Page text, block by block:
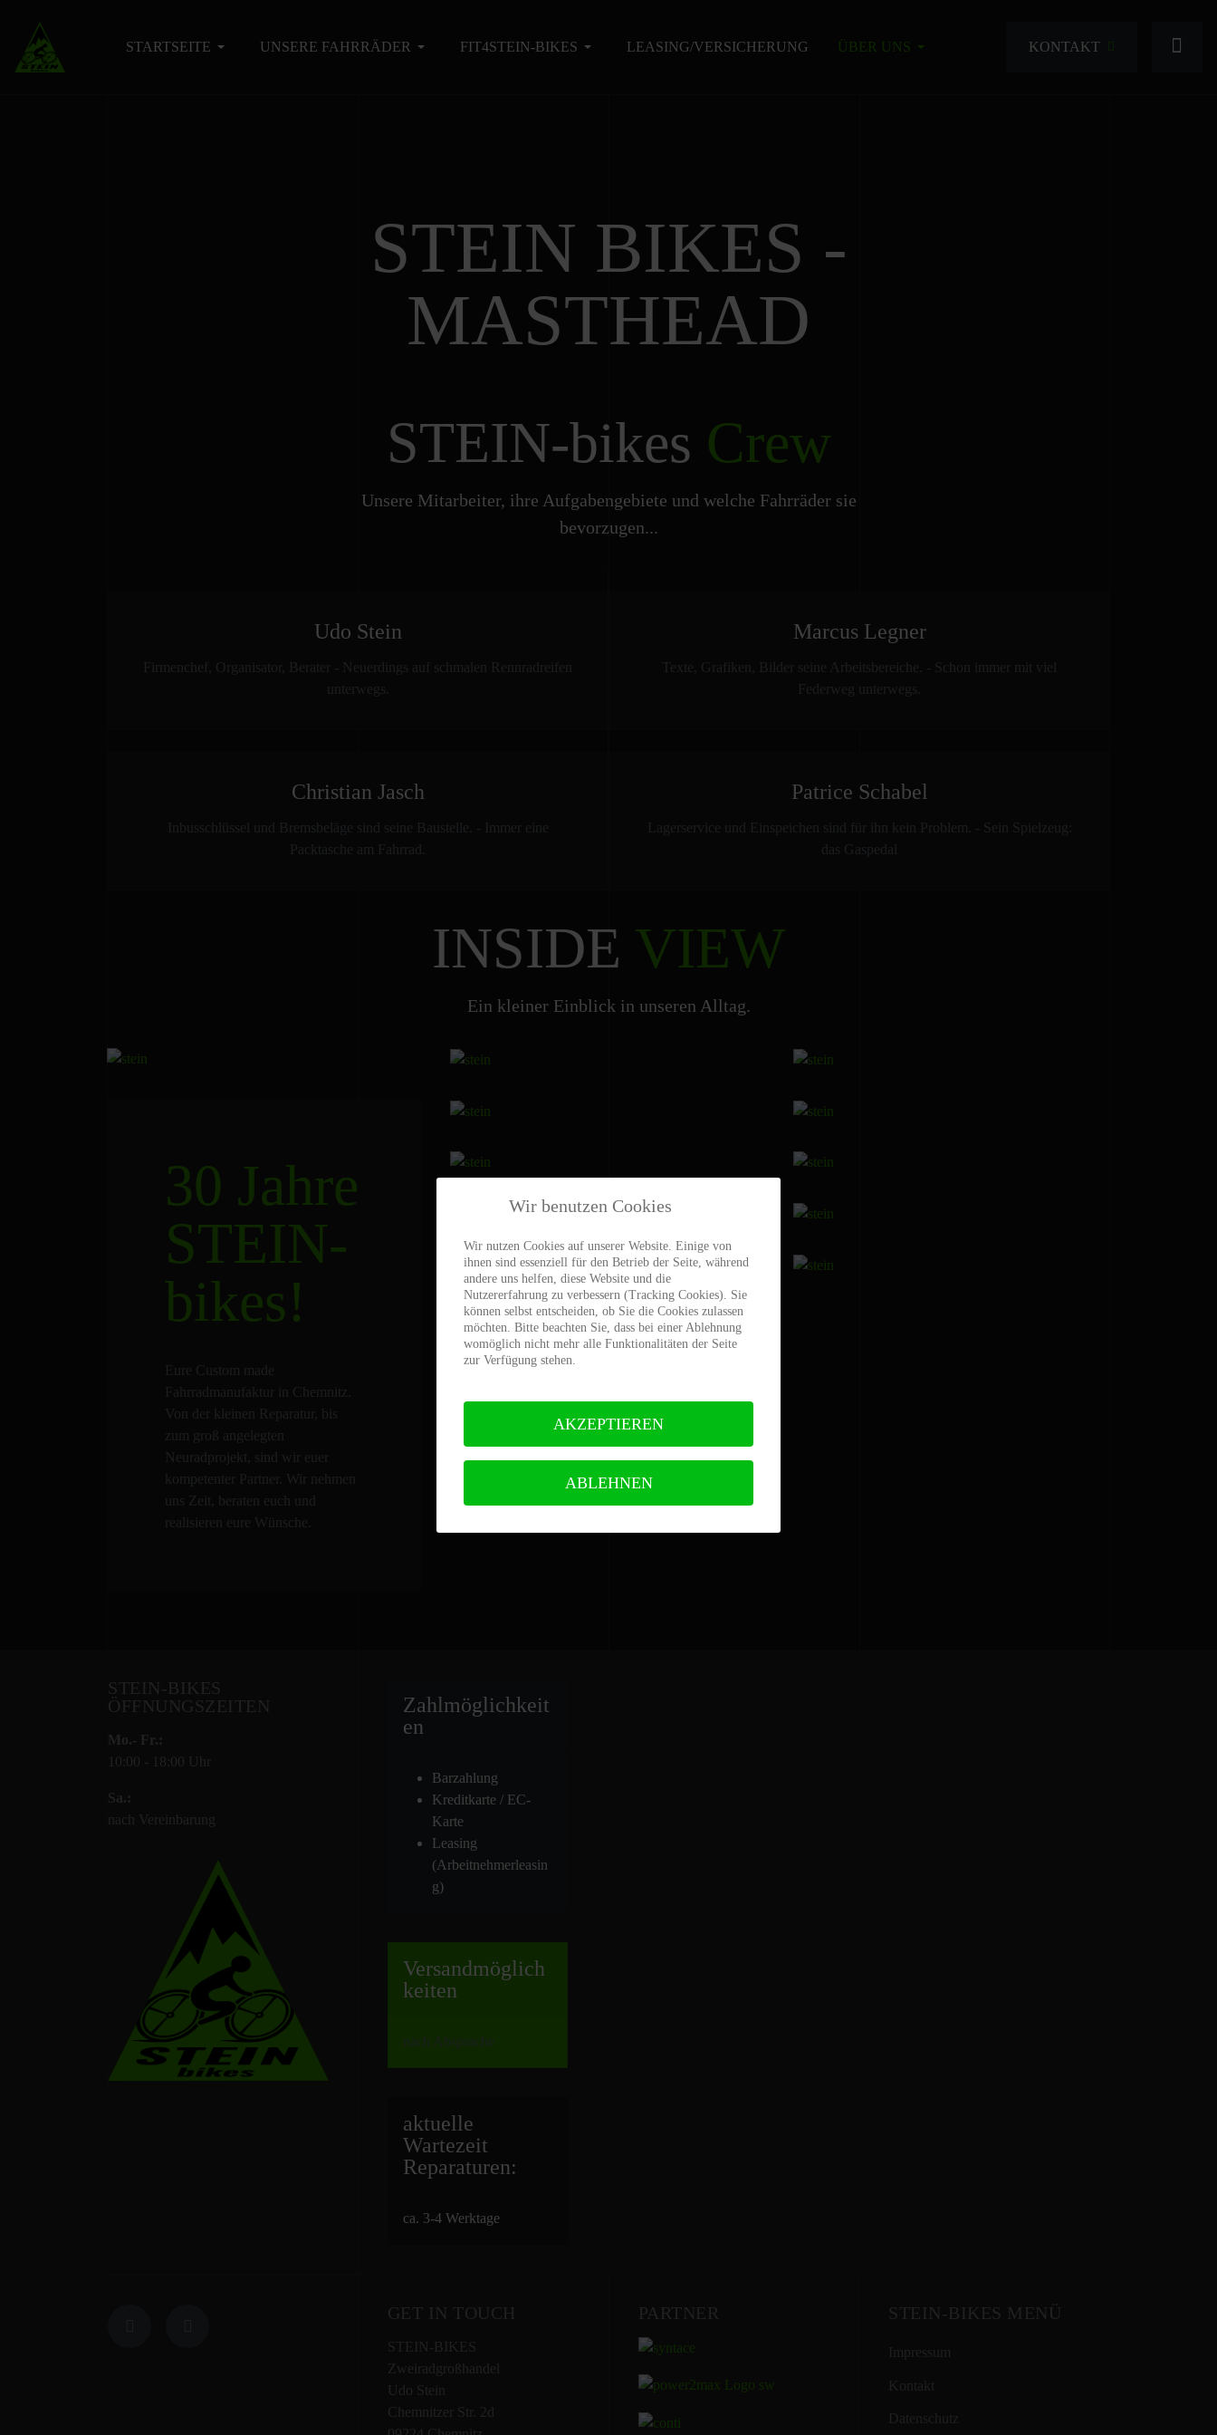
STARTSEITE UNSERE FAHRRÄDER FIT4STEIN-BIKES LEASING/VERSICHERUNG ÜBER UNS KONTAKT
STEIN BIKES -
MASTHEAD
STEIN-bikes Crew
Unsere Mitarbeiter, ihre Aufgabengebiete und welche Fahrräder sie
bevorzugen...
Udo Stein
Firmenchef, Organisator, Berater - Neuerdings auf schmalen Rennradreifen
unterwegs.
Marcus Legner
Texte, Grafiken, Bilder seine Arbeitsbereiche. - Schon immer mit viel
Federweg unterwegs.
Christian Jasch
Inbusschlüssel und Bremsbeläge sind seine Baustelle. - Immer eine
Packtasche am Fahrrad.
Patrice Schabel
Lagerservice und Einspeichen sind für ihn kein Problem. - Sein Spielzeug:
das Gaspedal
INSIDE VIEW
Ein kleiner Einblick in unseren Alltag.
30 Jahre
STEIN-
bikes!
Eure Custom made
Fahrradmanufaktur in Chemnitz.
Von der kleinen Reparatur, bis
zum groß angelegten
Neuradprojekt, sind wir euer
kompetenter Partner. Wir nehmen
uns Zeit, beraten euch und
realisieren eure Wünsche.
STEIN-BIKES
ÖFFNUNGSZEITEN
Mo.- Fr.:
10:00 - 18:00 Uhr
Sa.:
nach Vereinbarung
Zahlmöglichkeit
en
Barzahlung
Kreditkarte / EC-
Karte
Leasing
(Arbeitnehmerleasin
g)
Versandmöglich
keiten
nach Absprache
aktuelle
Wartezeit
Reparaturen:
ca. 3-4 Werktage
GET IN TOUCH
STEIN-BIKES
Zweiradgroßhandel
Udo Stein
Chemnitzer Str. 2d
PARTNER STEIN-BIKES MENÜ
Wir benutzen Cookies
Wir nutzen Cookies auf unserer Website. Einige von
ihnen sind essenziell für den Betrieb der Seite, während
andere uns helfen, diese Website und die
Nutzererfahrung zu verbessern (Tracking Cookies). Sie
können selbst entscheiden, ob Sie die Cookies zulassen
möchten. Bitte beachten Sie, dass bei einer Ablehnung
womöglich nicht mehr alle Funktionalitäten der Seite
zur Verfügung stehen.
AKZEPTIEREN
ABLEHNEN